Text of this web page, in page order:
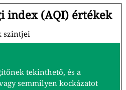
index (AQI) értékek
szintjei
tekinthető, és a
semmilyen kockázatot